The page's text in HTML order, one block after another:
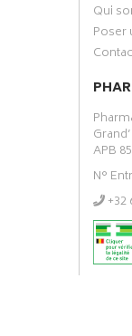
Qui
Poser
APB
N°
‭+32